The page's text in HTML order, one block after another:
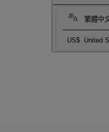
繁體中
US$ United